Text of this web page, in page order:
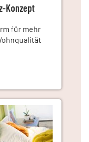
Konzept
für mehr